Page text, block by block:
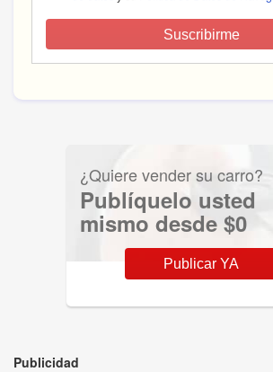
Suscribirme
¿Quiere vender su carro?
Publíquelo usted
mismo desde $0
Publicar YA
Publicidad